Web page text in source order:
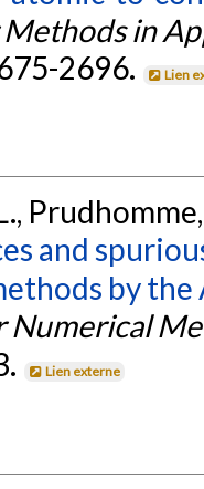
in
2696. Lien
and
by
Numerical
Lien externe